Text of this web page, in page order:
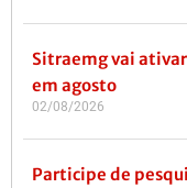
Sitraemg vai
em agosto
02/08/2026
Participe de